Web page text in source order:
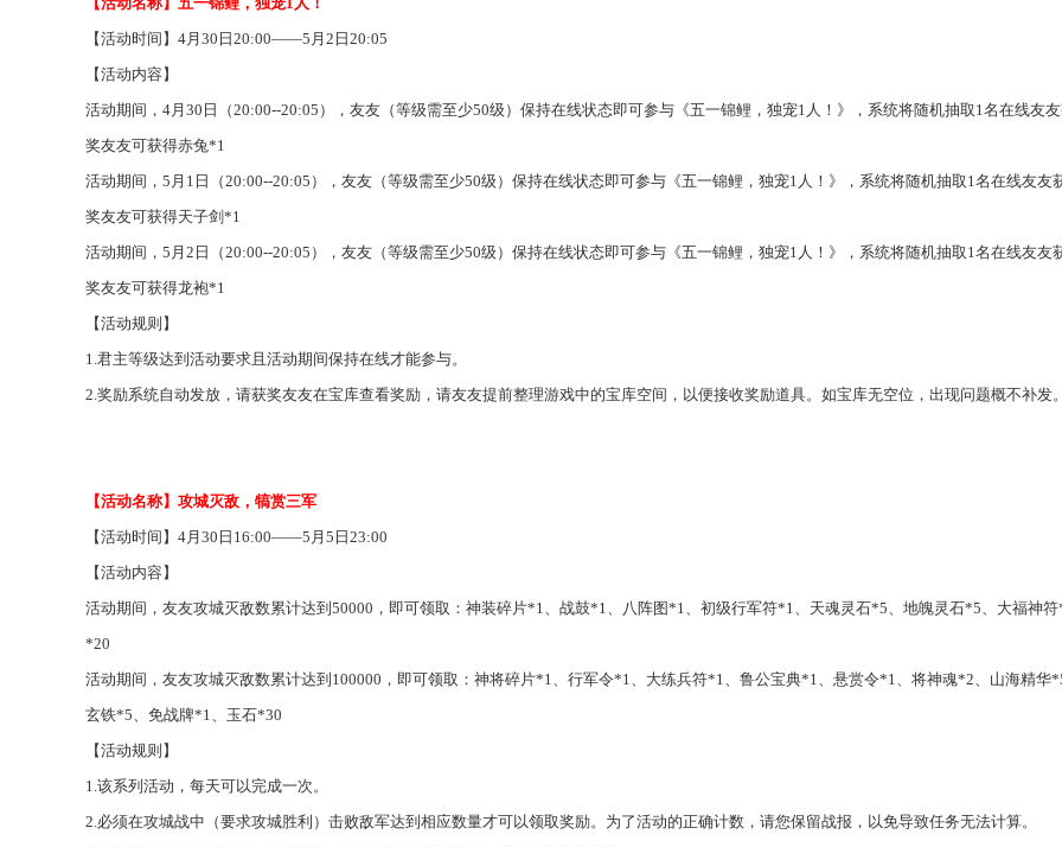
【活动时间】 4月30日20:00——5月2日20:05
【活动内容】
活动期间， 4月30日（20:00--20:05），友友（等级需至少50级）保持在线状态即可参与《五一锦鲤，独宠1人！》，系统将随机抽取1名在线友
奖友友可获得赤兔*1
活动期间， 5月1日（20:00--20:05），友友（等级需至少50级）保持在线状态即可参与《五一锦鲤，独宠1人！》，系统将随机抽取1名在线友友
奖友友可获得天子剑*1
活动期间， 5月2日（20:00--20:05），友友（等级需至少50级）保持在线状态即可参与《五一锦鲤，独宠1人！》，系统将随机抽取1名在线友友
奖友友可获得龙袍*1
【活动规则】
1.君主等级达到活动要求且活动期间保持在线才能参与。
2.奖励系统自动发放，请获奖友友在宝库查看奖励，请友友提前整理游戏中的宝库空间，以便接收奖励道具。如宝库无空位，出现问题概不补发。
【活动名称】攻城灭敌，犒赏三军
【活动时间】 4月30日16:00——5月5日23:00
【活动内容】
活动期间，友友攻城灭敌数累计达到 50000，即可领取：神装碎片*1、战鼓*1、八阵图*1、初级行军符*1、天魂灵石*5、地魄灵石*5、大福神
*20
活动期间，友友攻城灭敌数累计达到 100000，即可领取：神将碎片*1、行军令*1、大练兵符*1、鲁公宝典*1、悬赏令*1、将神魂*2、山海精华
玄铁*5、免战牌*1、玉石*30
【活动规则】
1.该系列活动，每天可以完成一次。
2.必须在攻城战中（要求攻城胜利）击败敌军达到相应数量才可以领取奖励。为了活动的正确计数，请您保留战报，以免导致任务无法计算。